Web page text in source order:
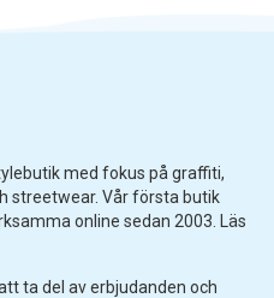
med fokus på graffiti,
streetwear. Vår första butik
online sedan 2003. Läs
ta del av erbjudanden och